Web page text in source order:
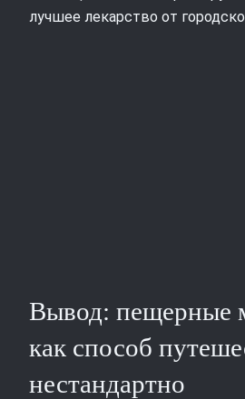
лучшее лекарство от
Вывод: пещерные
как способ
нестандартно